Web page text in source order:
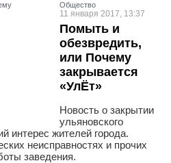
Общество
11 января 2017, 13:37
Помыть и
обезвредить,
или Почему
закрывается
«УлЁт»
Новость о закрытии
ульяновского
интерес жителей города.
неисправностях и прочих
заведения.